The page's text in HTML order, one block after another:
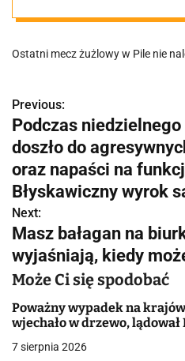
doszło
kibiców
napaści
a.
wyrok
Ostatni mecz żużlowy w Pile nie
N
a
w
i
g
a
c
j
a
Previous:
Podczas
doszło do
oraz napaści na
Błyskawiczny wyrok
Next:
Masz bałagan na
wyjaśniają, kiedy
Może Ci się spodobać
Poważny wypadek na
wjechało w drzewo, lądował
7 sierpnia 2026